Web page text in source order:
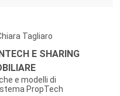
Tagliaro
E SHARING
e modelli di
PropTech